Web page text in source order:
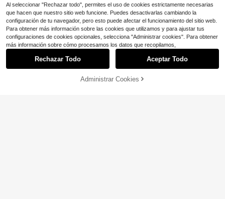
¡20% DE DESCUENTO! AÑADIR A LA BOLSA
Al seleccionar "Rechazar todo", permites el uso de cookies estrictamente necesarias
que hacen que nuestro sitio web funcione. Puedes desactivarlas cambiando la
configuración de tu navegador, pero esto puede afectar el funcionamiento del sitio web.
Para obtener más información sobre las cookies que utilizamos y para ajustar tus
configuraciones de cookies opcionales, selecciona "Administrar cookies". Para obtener
más información sobre cómo procesamos los datos que recopilamos,
Rechazar Todo Aceptar Todo
Administrar Cookies